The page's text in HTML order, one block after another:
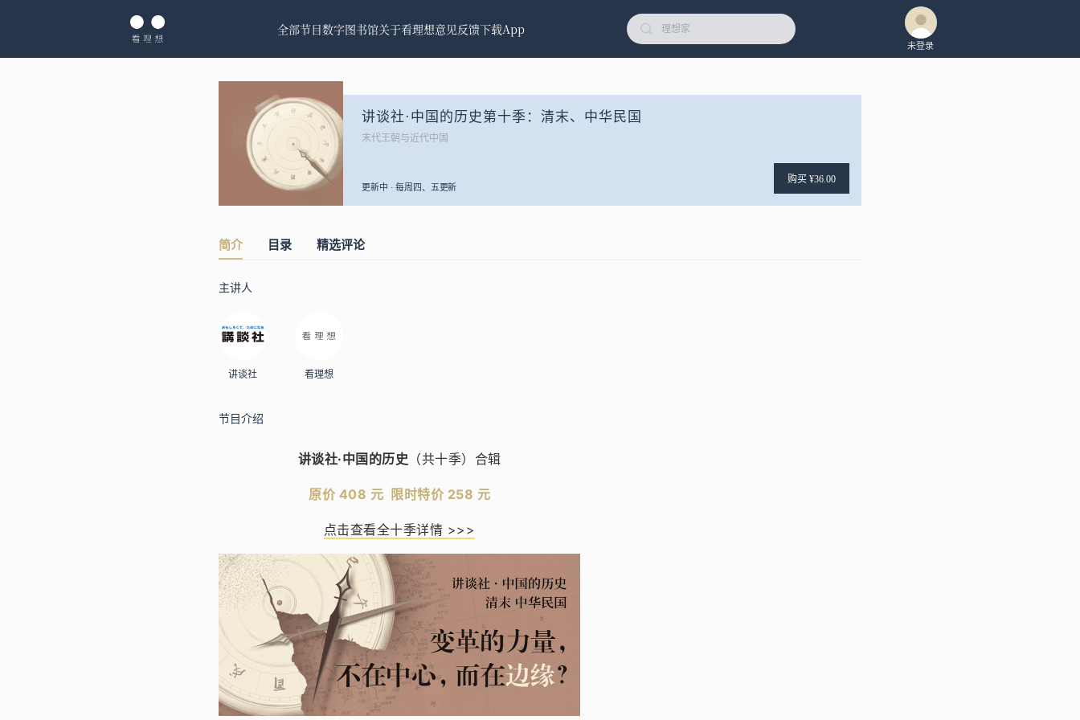
全部节目数字图书馆关于看理想意见反馈下载App
未登录
讲谈社·中国的历史第十季：清末、中华民国
末代王朝与近代中国
更新中 · 每周四、五更新
购买 ¥36.00
简介 目录 精选评论
主讲人
讲谈社 看理想
节目介绍
讲谈社·中国的历史 （共十季）合辑
原价 408 元 限时特价 258 元
点击查看全十季详情 >>>